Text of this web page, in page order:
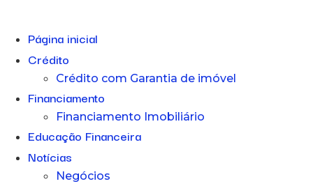
Página inicial
Crédito
Crédito com Garantia de imóvel
Financiamento
Financiamento Imobiliário
Educação Financeira
Notícias
Negócios